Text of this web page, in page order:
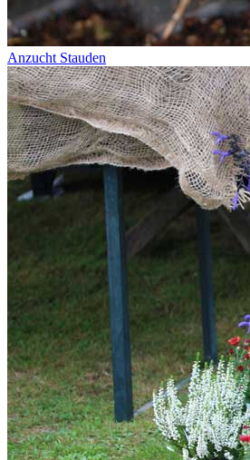
Anzucht Stauden